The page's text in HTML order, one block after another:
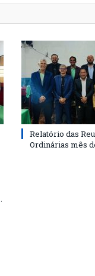
Relatório das
Ordinárias mês